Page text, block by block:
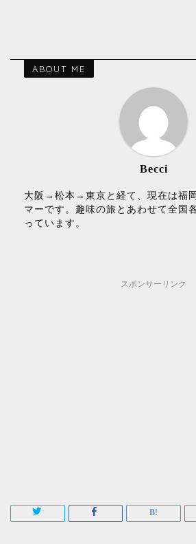
ABOUT ME
Becci
大阪→松本→東京と経て、現在は福
マーです。趣味の旅とあわせて全国
っています。
スポンサーリンク